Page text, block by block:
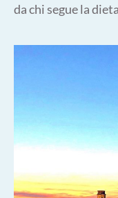
da chi segue la